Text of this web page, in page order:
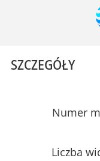
SZCZEGÓŁY
Numer
Liczba